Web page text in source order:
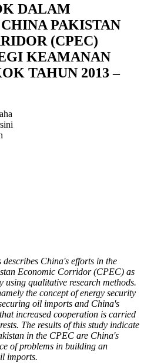
DALAM
PAKISTAN
(CPEC)
KEAMANAN
TAHUN 2013 –
describes China's efforts in the
Economic Corridor (CPEC) as
using qualitative research methods.
the concept of energy security
oil imports and China's
increased cooperation is carried
The results of this study indicate
in the CPEC are China's
of problems in building an
imports.